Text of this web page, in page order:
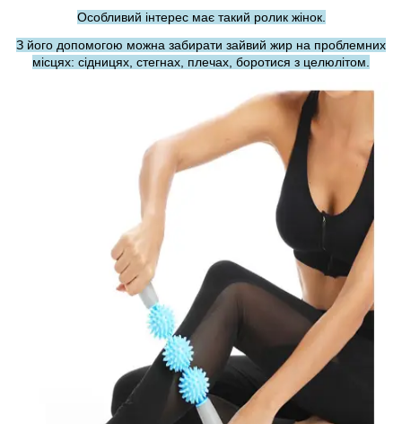
Особливий інтерес має такий ролик жінок.
З його допомогою можна забирати зайвий жир на проблемних
місцях: сідницях, стегнах, плечах, боротися з целюлітом.